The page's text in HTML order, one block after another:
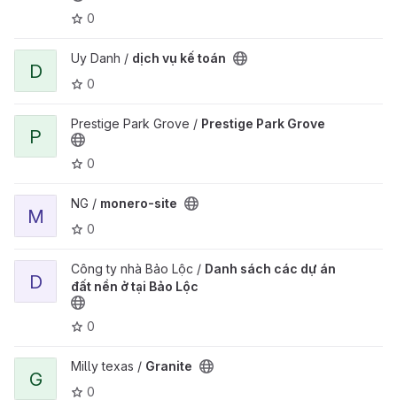
0
View dịch vụ kế toán project
D
Uy Danh / dịch vụ kế toán
0
View Prestige Park Grove project
P
Prestige Park Grove / Prestige Park Grove
0
View monero-site project
M
NG / monero-site
0
View Danh sách các dự án đất nền ở tại Bảo Lộc project
D
Công ty nhà Bảo Lộc / Danh sách các dự án
đất nền ở tại Bảo Lộc
0
View Granite project
G
Milly texas / Granite
0